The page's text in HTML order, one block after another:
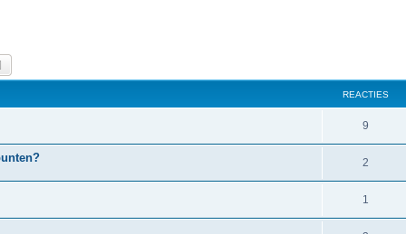
REACTIES
9R
e
t
2R
e
1
e